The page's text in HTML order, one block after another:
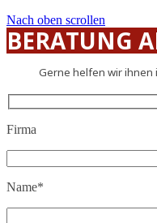
Nach oben scrollen
BERATUNG
Gerne helfen wir ihnen
Firma
Name*